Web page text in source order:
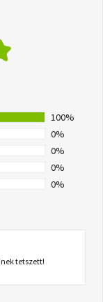
100%
0%
0%
0%
0%
tetszett!